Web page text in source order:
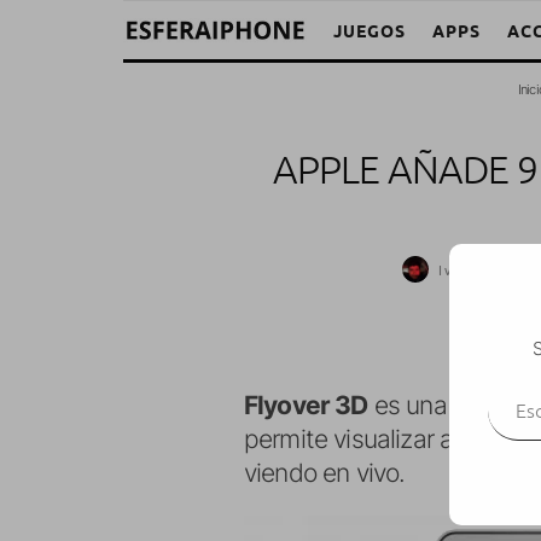
JUEGOS APPS
APPLE AÑADE
Iván Fragoso
Flyover 3Des una
permite visualizar algunas
viendo en vivo.